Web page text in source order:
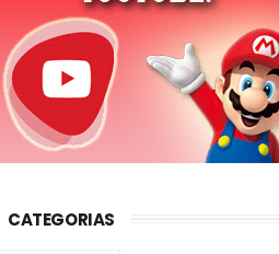
CATEGORIAS